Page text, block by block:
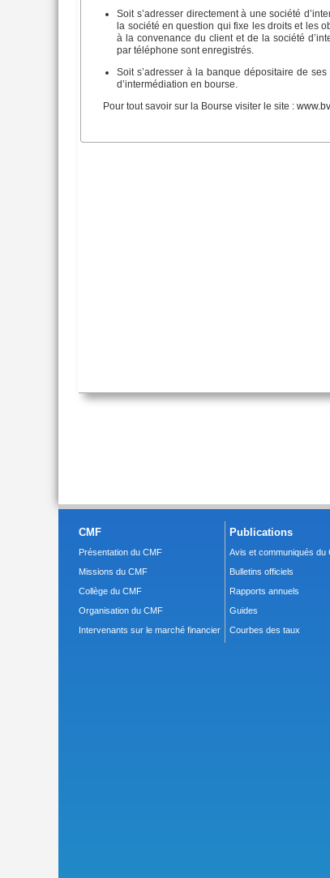
Soit s’adresser directement à une société
la société en question qui fixe les droits et les
à la convenance du client et de la société
par téléphone sont enregistrés.
Soit s’adresser à la banque dépositaire de
d’intermédiation en bourse.
Pour tout savoir sur la Bourse visiter le site :
CMF
Présentation du CMF
Missions du CMF
Collège du CMF
Organisation du CMF
Intervenants sur le marché financier
Publications
Avis et communiqués du
Bulletins officiels
Rapports annuels
Guides
Courbes des taux